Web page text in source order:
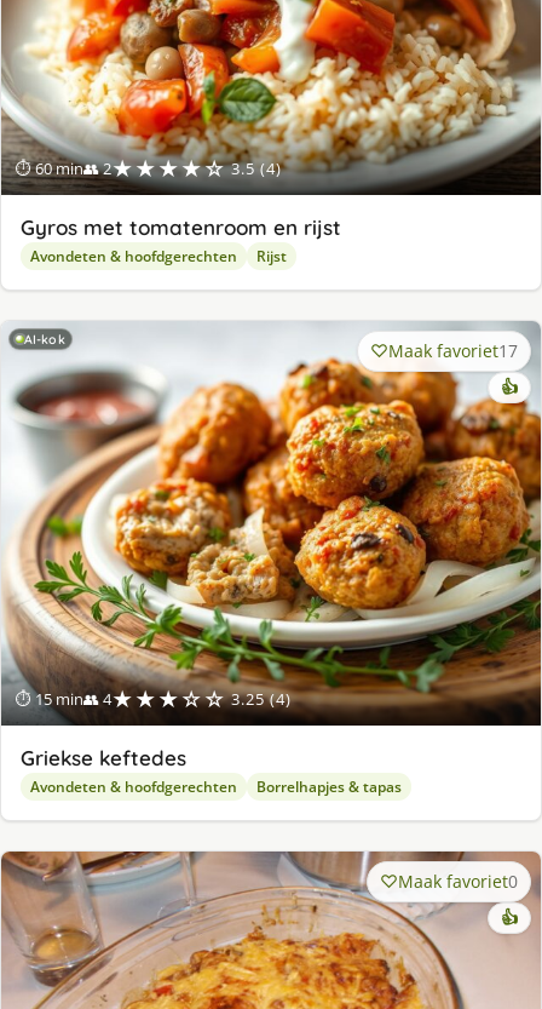
⏱ 60 min👥 2★★★★☆ 3.5 (4)
Gyros met tomatenroom en rijst
Avondeten & hoofdgerechten Rijst
AI-kok
⏱ 15 min👥 4★★★☆☆ 3.25 (4)
Maak favoriet17
👍
Griekse keftedes
Avondeten & hoofdgerechten Borrelhapjes & tapas
Maak favoriet0
👍